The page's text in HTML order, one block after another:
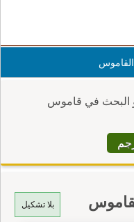
البحث في قاموس
بلا تشكيل